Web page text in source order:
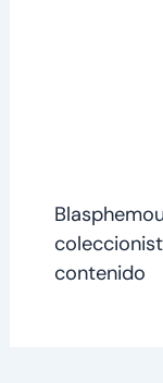
contenido